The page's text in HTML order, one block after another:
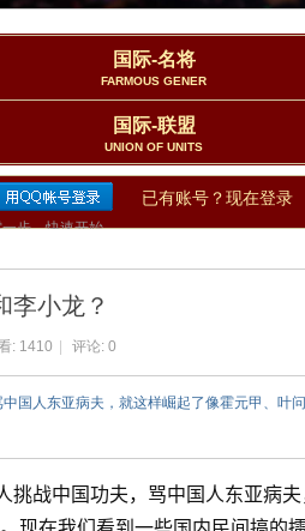
国际-名将
FARMOUS GENER
国际-联盟
UNION OF UNITS
已有账号？现在登录
步，快速开始
李小龙？
: 1410 评论: 0
国人东亚病夫，就这样崛起了像霍元甲、叶
战中国功夫，骂中国人东亚病